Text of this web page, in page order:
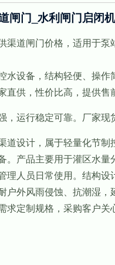
闸门_水利闸门启闭
道闸门价格，适用于泵
设备，结构轻便、操作
供，性价比高，提供售
行稳定可靠。厂家现
设计，属于轻量化节制
。产品主要用于灌区水
理人员日常使用。结构
户外风雨侵蚀、抗潮湿
求定制规格，采购客户